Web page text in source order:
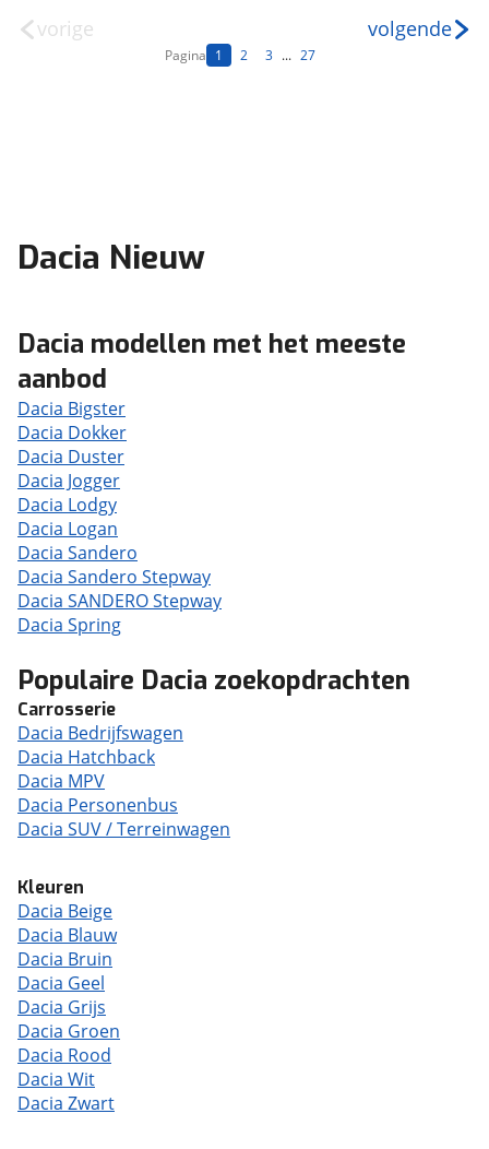
vorige
Pagina 1 2 3 ... 27
volgende
Dacia Nieuw
Dacia modellen met het meeste
aanbod
Dacia Bigster
Dacia Dokker
Dacia Duster
Dacia Jogger
Dacia Lodgy
Dacia Logan
Dacia Sandero
Dacia Sandero Stepway
Dacia SANDERO Stepway
Dacia Spring
Populaire Dacia zoekopdrachten
Carrosserie
Dacia Bedrijfswagen
Dacia Hatchback
Dacia MPV
Dacia Personenbus
Dacia SUV / Terreinwagen
Kleuren
Dacia Beige
Dacia Blauw
Dacia Bruin
Dacia Geel
Dacia Grijs
Dacia Groen
Dacia Rood
Dacia Wit
Dacia Zwart